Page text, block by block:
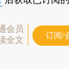
会员
全文
订阅/